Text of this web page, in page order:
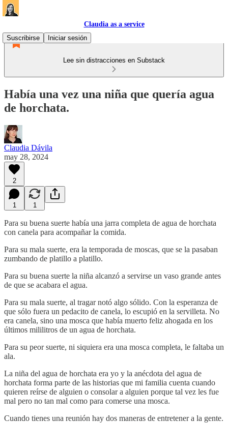
Claudia as a service
Suscribirse
Iniciar sesión
Lee sin distracciones en Substack
Había una vez una niña que quería agua
de horchata.
Claudia Dávila
may 28, 2024
2
1 1
Para su buena suerte había una jarra completa de agua de horchata
con canela para acompañar la comida.
Para su mala suerte, era la temporada de moscas, que se la pasaban
zumbando de platillo a platillo.
Para su buena suerte la niña alcanzó a servirse un vaso grande antes
de que se acabara el agua.
Para su mala suerte, al tragar notó algo sólido. Con la esperanza de
que sólo fuera un pedacito de canela, lo escupió en la servilleta. No
era canela, sino una mosca que había muerto feliz ahogada en los
últimos mililitros de un agua de horchata.
Para su peor suerte, ni siquiera era una mosca completa, le faltaba un
ala.
La niña del agua de horchata era yo y la anécdota del agua de
horchata forma parte de las historias que mi familia cuenta cuando
quieren reírse de alguien o consolar a alguien porque tal vez les fue
mal pero no tan mal como para comerse una mosca.
Cuando tienes una reunión hay dos maneras de entretener a la gente.